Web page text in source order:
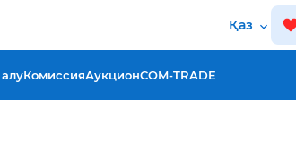
Қаз
КомиссияАукционCOM-TRADE